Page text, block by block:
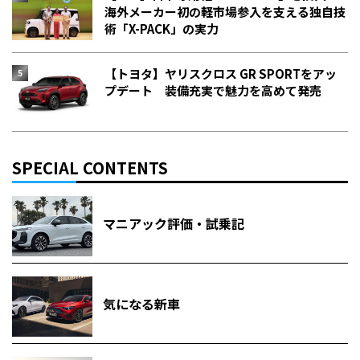
海外メーカー初の軽市場参入を支える独自技
術「X-PACK」の実力
【トヨタ】ヤリスクロス GR SPORTをアッ
プデート 装備充実で魅力を高めて発売
SPECIAL CONTENTS
マニアック評価・試乗記
気になる新車